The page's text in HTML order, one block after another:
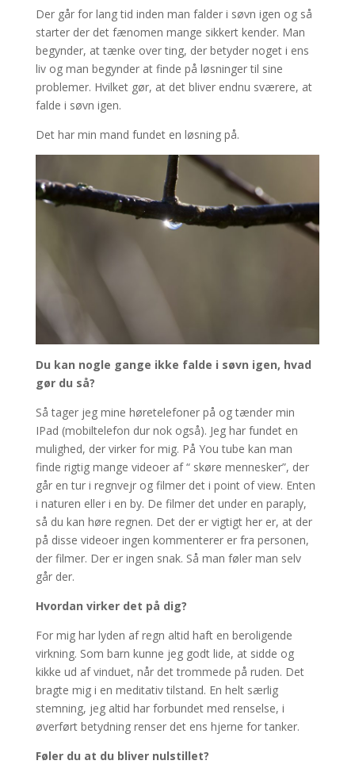
Der går for lang tid inden man falder i søvn igen og så
starter der det fænomen mange sikkert kender. Man
begynder, at tænke over ting, der betyder noget i ens
liv og man begynder at finde på løsninger til sine
problemer. Hvilket gør, at det bliver endnu sværere, at
falde i søvn igen.
Det har min mand fundet en løsning på.
Du kan nogle gange ikke falde i søvn igen, hvad
gør du så?
Så tager jeg mine høretelefoner på og tænder min
IPad (mobiltelefon dur nok også). Jeg har fundet en
mulighed, der virker for mig. På You tube kan man
finde rigtig mange videoer af “ skøre mennesker”, der
går en tur i regnvejr og filmer det i point of view. Enten
i naturen eller i en by. De filmer det under en paraply,
så du kan høre regnen. Det der er vigtigt her er, at der
på disse videoer ingen kommenterer er fra personen,
der filmer. Der er ingen snak. Så man føler man selv
går der.
Hvordan virker det på dig?
For mig har lyden af regn altid haft en beroligende
virkning. Som barn kunne jeg godt lide, at sidde og
kikke ud af vinduet, når det trommede på ruden. Det
bragte mig i en meditativ tilstand. En helt særlig
stemning, jeg altid har forbundet med renselse, i
øverført betydning renser det ens hjerne for tanker.
Føler du at du bliver nulstillet?